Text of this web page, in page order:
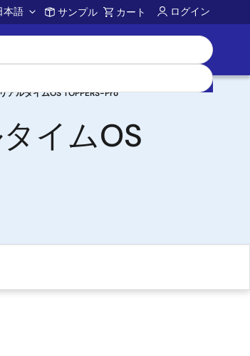
本語 サンプル カート ログイン
アルタイムOS TOPPERS-Pro
イムOS